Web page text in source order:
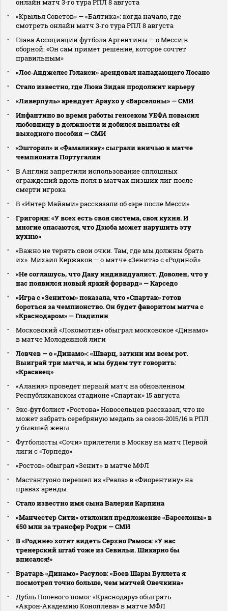
«Крылья Советов» — «Балтика»: когда начало, где
смотреть онлайн матч 3‑го тура РПЛ 8 августа
Глава Ассоциации футбола Аргентины — о Месси в
сборной: «Он сам примет решение, которое сочтет
правильным»
«Лос‑Анджелес Гэлакси» арендовал нападающего Лосано
Стало известно, где Люка Зидан продолжит карьеру
«Ливерпуль» арендует Араухо у «Барселоны» — СМИ
Инфантино во время работы генсеком УЕФА повысил
любовницу в должности и добился выплаты ей
выходного пособия — СМИ
«Эшторил» и «Фамаликау» сыграли вничью в матче
чемпионата Португалии
В Англии запретили использование сплошных
ограждений вдоль поля в матчах низших лиг после
смерти игрока
В «Интер Майами» рассказали об «эре после Месси»
Григорян: «У всех есть своя система, своя кухня. И
многие опасаются, что Дзюба может нарушить эту
кухню»
«Важно не терять свои очки. Там, где мы должны брать
их». Михаил Кержаков — о матче «Зенита» с «Родиной»
«Не соглашусь, что Даку индивидуалист. Доволен, что у
нас появился новый яркий форвард» — Карседо
«Игра с «Зенитом» показала, что «Спартак» готов
бороться за чемпионство. Он будет фаворитом матча с
«Краснодаром» — Гладилин
Московский «Локомотив» обыграл московское «Динамо»
в матче Молодежной лиги
Ловчев — о «Динамо»: «Шварц, заткни им всем рот.
Выиграй три матча, и мы будем тут говорить:
«Красавец»
«Алания» проведет первый матч на обновленном
Республиканском стадионе «Спартак» 15 августа
Экс‑футболист «Ростова» Новосельцев рассказал, что не
может забрать серебряную медаль за сезон‑2015/16 в РПЛ
у бывшей жены
Футболисты «Сочи» прилетели в Москву на матч Первой
лиги с «Торпедо»
«Ростов» обыграл «Зенит» в матче МФЛ
Мастантуоно перешел из «Реала» в «Фиорентину» на
правах аренды
Стало известно имя сына Валерия Карпина
«Манчестер Сити» отклонил предложение «Барселоны» в
€50 млн за трансфер Родри — СМИ
В «Родине» хотят видеть Серхио Рамоса: «У нас
тренерский штаб тоже из Севильи. Шикарно бы
вписался!»
Вратарь «Динамо» Расулов: «Боев Шары Буллета я
посмотрел точно больше, чем матчей Овечкина»
Дубль Полевого помог «Краснодару» обыграть
«Акрон‑Академию Коноплева» в матче МФЛ